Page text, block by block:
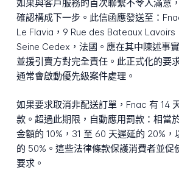
如果與客戶服務的首次聯繫不令人滿意
確認構成下一步。此信函應發送至：
Le Flavia，9 Rue des Bateaux
Seine Cedex，法國。應在其中陳述事
並援引賣方對完全責任。此正式化的要
通常會啟動優先級案件處理。
如果要求取消非配送訂單，Fnac 有 14
款。超過此期限，自動應用罰款：相當
金額的 10%，31 至 60 天遲延的 20%
的 50%。這些法律條款保護消費者並促
要求。